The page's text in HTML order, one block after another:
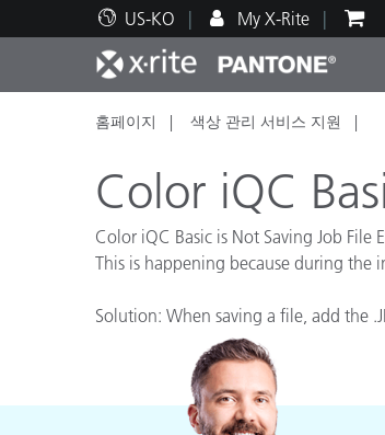
US-KO My X-Rite
주요 제품
인쇄 및 패키징
자동차
기술 지원
교육 리소스
홈페이지 색상 관리 서비스 지원
Color iQC
Color iQC Basic is Not Saving Job
This is happening because during the
Solution: When saving a file, add the